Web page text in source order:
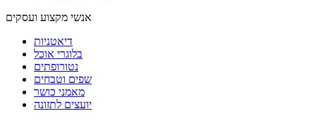
אנשי מקצוע ועסקים
דיאטניות
בלוגרי אוכל
נטורופתים
שפים וטבחים
מאמני כושר
יועצים לתזונה